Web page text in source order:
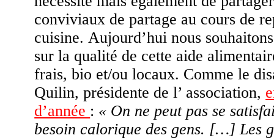
conviviaux de partage au cours de
cuisine. Aujourd’hui nous
sur la qualité de cette aide
frais, bio et/ou locaux. Comme le
Quilin, présidente de l’ association,
d’année : « On ne peut pas se
besoin calorique des gens. […] Les